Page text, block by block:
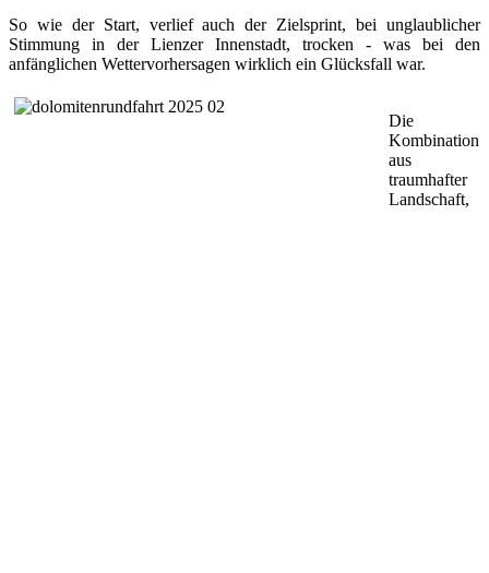
So wie der Start, verlief auch der Zielsprint, bei unglaublicher
Stimmung in der Lienzer Innenstadt, trocken - was bei den
anfänglichen Wettervorhersagen wirklich ein Glücksfall war.
Die
Kombination
aus
traumhafter
Landschaft,